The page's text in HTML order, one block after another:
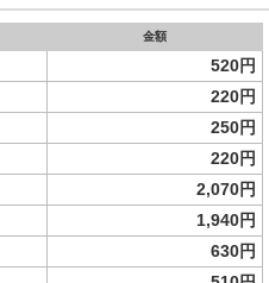
金額
520円
220円
250円
220円
2,070円
1,940円
630円